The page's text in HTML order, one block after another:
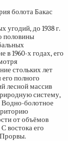
болота Бакас
угодий, до 1938 г.
половины
в1960-хгодах, его
стольких лет
полного
лесной массив
систему,
болотное
от объёмов
востока его
Прорвы.